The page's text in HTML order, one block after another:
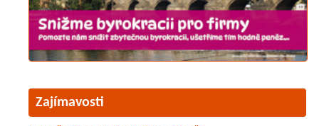
Zajímavosti